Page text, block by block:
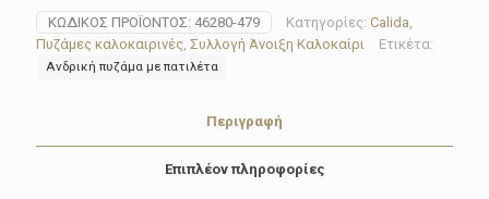
Calida
46280-
479
ποσότητα
ΚΩΔΙΚΌΣ ΠΡΟΪΌΝΤΟΣ: 46280-479 Κατηγορίες: Calida,
Πυζάμες καλοκαιρινές, Συλλογή Άνοιξη Καλοκαίρι Ετικέτα:
Ανδρική πυζάμα με πατιλέτα
Περιγραφή
Επιπλέον πληροφορίες